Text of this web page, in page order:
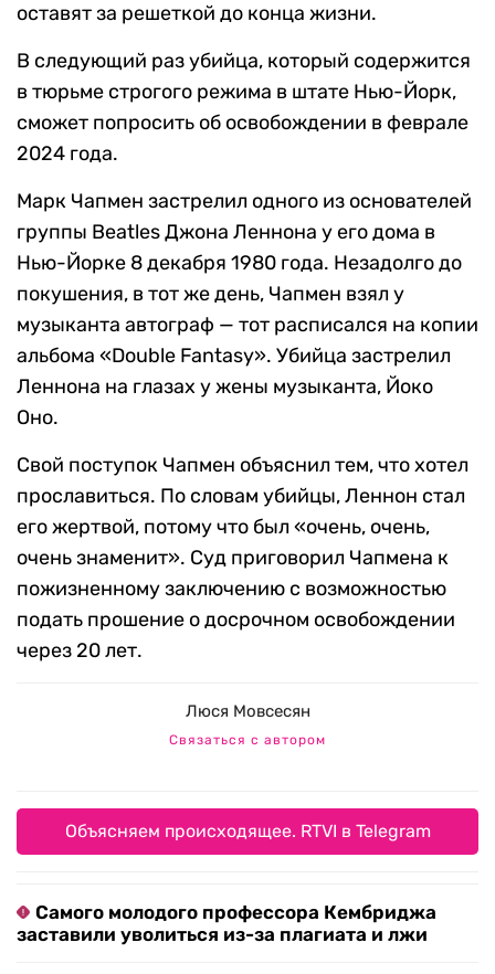
оставят за решеткой до конца жизни.
В следующий раз убийца, который содержится
в тюрьме строгого режима в штате Нью-Йорк,
сможет попросить об освобождении в феврале
2024 года.
Марк Чапмен застрелил одного из основателей
группы Beatles Джона Леннона у его дома в
Нью-Йорке 8 декабря 1980 года. Незадолго до
покушения, в тот же день, Чапмен взял у
музыканта автограф — тот расписался на копии
альбома «Double Fantasy». Убийца застрелил
Леннона на глазах у жены музыканта, Йоко
Оно.
Свой поступок Чапмен объяснил тем, что хотел
прославиться. По словам убийцы, Леннон стал
его жертвой, потому что был «очень, очень,
очень знаменит». Суд приговорил Чапмена к
пожизненному заключению с возможностью
подать прошение о досрочном освобождении
через 20 лет.
Люся Мовсесян
Связаться с автором
Объясняем происходящее. RTVI в Telegram
Самого молодого профессора Кембриджа
заставили уволиться из-за плагиата и лжи